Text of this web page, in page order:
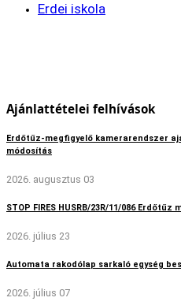
Erdei iskola
Ajánlattételei felhívások
Erdőtűz-megfigyelő kamerarendszer
módosítás
2026. augusztus 03
STOP FIRES HUSRB/23R/11/086
2026. július 23
Automata rakodólap sarkaló egység
2026. július 07